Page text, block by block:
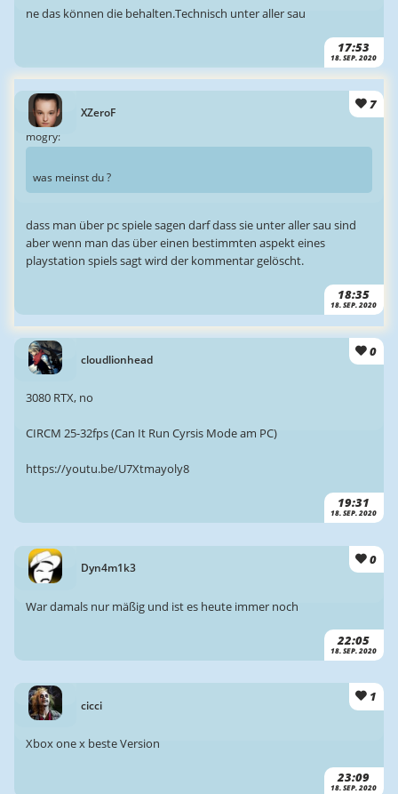
17:53
18. SEP. 2020
ne das können die behalten.Technisch unter aller sau
XZeroF
7
18:35
18. SEP. 2020
mogry:
was meinst du ?
dass man über pc spiele sagen darf dass sie unter aller sau sind
aber wenn man das über einen bestimmten aspekt eines
playstation spiels sagt wird der kommentar gelöscht.
cloudlionhead
0
19:31
18. SEP. 2020
3080 RTX, no
CIRCM 25-32fps (Can It Run Cyrsis Mode am PC)
https://youtu.be/U7Xtmayoly8
Dyn4m1k3
0
22:05
18. SEP. 2020
War damals nur mäßig und ist es heute immer noch
cicci
1
23:09
18. SEP. 2020
Xbox one x beste Version